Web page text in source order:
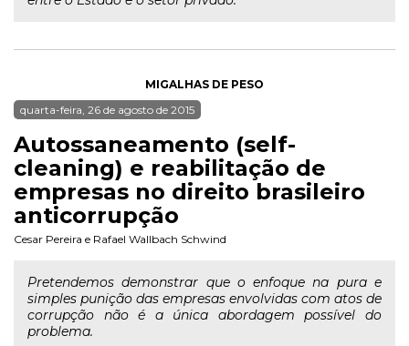
MIGALHAS DE PESO
quarta-feira, 26 de agosto de 2015
Autossaneamento (self-
cleaning) e reabilitação de
empresas no direito brasileiro
anticorrupção
Cesar Pereira e Rafael Wallbach Schwind
Pretendemos demonstrar que o enfoque na pura e
simples punição das empresas envolvidas com atos de
corrupção não é a única abordagem possível do
problema.